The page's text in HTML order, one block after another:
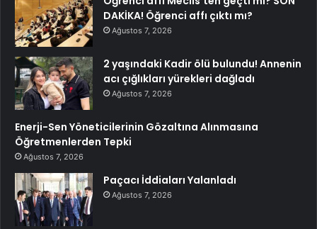
DAKİKA! Öğrenci affı çıktı mı?
Ağustos 7, 2026
2 yaşındaki Kadir ölü bulundu! Annenin
acı çığlıkları yürekleri dağladı
Ağustos 7, 2026
Enerji-Sen Yöneticilerinin Gözaltına Alınmasına
Öğretmenlerden Tepki
Ağustos 7, 2026
Paçacı İddiaları Yalanladı
Ağustos 7, 2026